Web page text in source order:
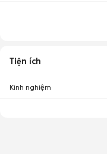
Tiện ích
Kinh nghiệm